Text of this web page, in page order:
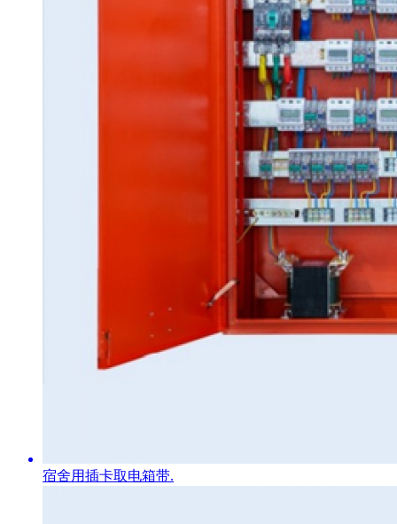
宿舍用插卡取电箱带.